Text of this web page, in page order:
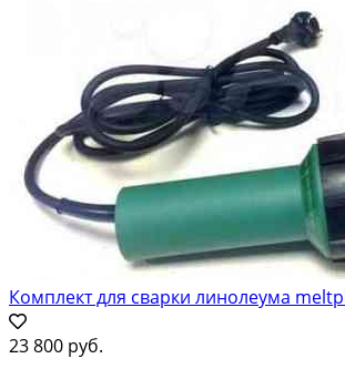
Комплект для сварки линолеума
23 800 руб.